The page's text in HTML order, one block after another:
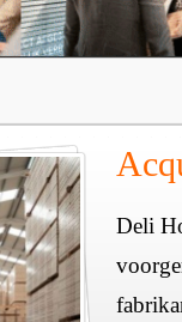
Deli